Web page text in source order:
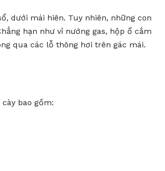
dưới mái hiên. Tuy nhiên, những con
hạn như vỉ nướng gas, hộp ổ cắm
qua các lỗ thông hơi trên gác mái.
bao gồm: